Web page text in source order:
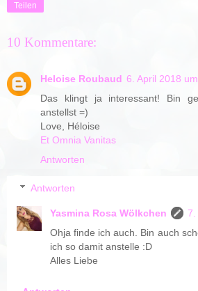
Teilen
10 Kommentare:
Heloise Roubaud 6. April 2018
Das klingt ja interessant! Bin
anstellst =)
Love, Héloise
Et Omnia Vanitas
Antworten
Antworten
Yasmina Rosa Wölkchen
7.
Ohja finde ich auch. Bin auch
ich so damit anstelle :D
Alles Liebe